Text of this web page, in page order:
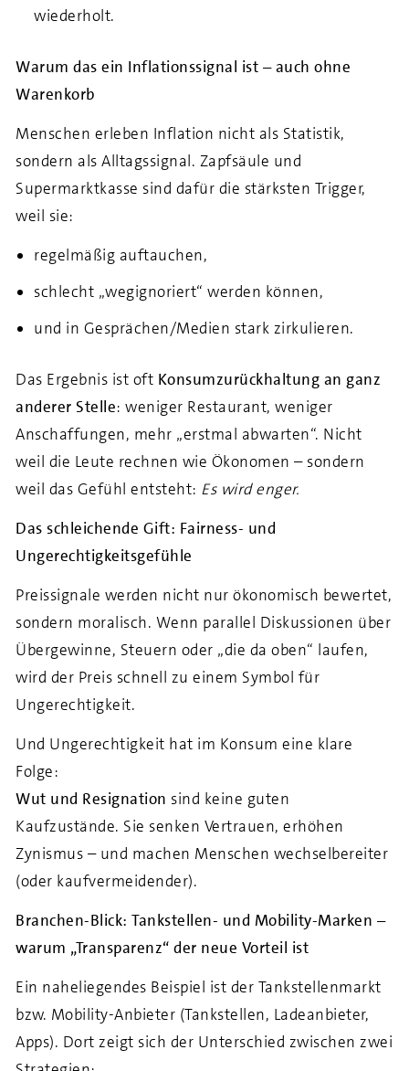
wiederholt.
Warum das ein Inflationssignal ist – auch ohne
Warenkorb
Menschen erleben Inflation nicht als Statistik,
sondern als Alltagssignal. Zapfsäule und
Supermarktkasse sind dafür die stärksten Trigger,
weil sie:
regelmäßig auftauchen,
schlecht „wegignoriert“ werden können,
und in Gesprächen/Medien stark zirkulieren.
Das Ergebnis ist oft Konsumzurückhaltung an ganz
anderer Stelle: weniger Restaurant, weniger
Anschaffungen, mehr „erstmal abwarten“. Nicht
weil die Leute rechnen wie Ökonomen – sondern
weil das Gefühl entsteht: Es wird enger.
Das schleichende Gift: Fairness- und
Ungerechtigkeitsgefühle
Preissignale werden nicht nur ökonomisch bewertet,
sondern moralisch. Wenn parallel Diskussionen über
Übergewinne, Steuern oder „die da oben“ laufen,
wird der Preis schnell zu einem Symbol für
Ungerechtigkeit.
Und Ungerechtigkeit hat im Konsum eine klare
Folge:
Wut und Resignation sind keine guten
Kaufzustände. Sie senken Vertrauen, erhöhen
Zynismus – und machen Menschen wechselbereiter
(oder kaufvermeidender).
Branchen-Blick: Tankstellen- und Mobility-Marken –
warum „Transparenz“ der neue Vorteil ist
Ein naheliegendes Beispiel ist der Tankstellenmarkt
bzw. Mobility-Anbieter (Tankstellen, Ladeanbieter,
Apps). Dort zeigt sich der Unterschied zwischen zwei